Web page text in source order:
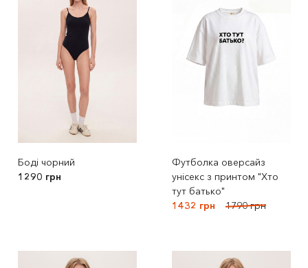
Боді чорний
1290 грн
Футболка оверсайз
унісекс з принтом "Хто
тут батько"
1432 грн
1790 грн